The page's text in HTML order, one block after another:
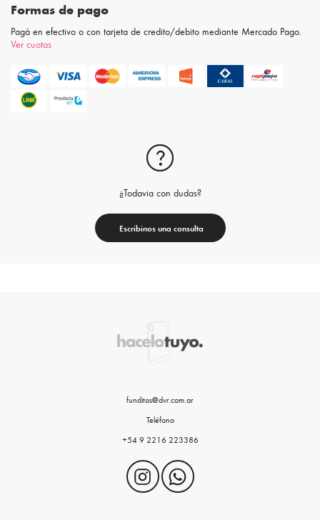
Formas de pago
Pagá en efectivo o con tarjeta de credito/debito mediante Mercado Pago.
Ver cuotas
¿Todavia con dudas?
Escribinos una consulta
funditas@dvr.com.ar
Teléfono
+54 9 2216 223386